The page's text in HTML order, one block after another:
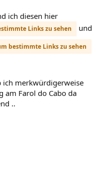
ich diesen hier
Links zu sehen
und
bestimmte Links zu sehen
ich merkwürdigerweise
am Farol do Cabo da
..